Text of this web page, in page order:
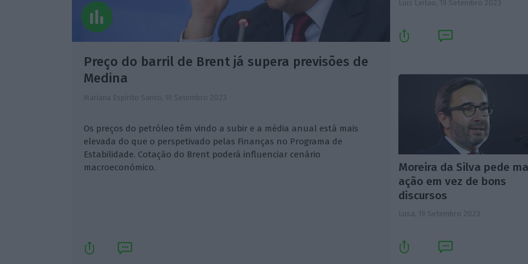
Preço do barril de Brent já supera previsões de
Medina
Mariana Espírito Santo, 19 Setembro 2023
Os preços do petróleo têm vindo a subir e a média anual está mais
elevada do que o perspetivado pelas Finanças no Programa de
Estabilidade. Cotação do Brent poderá influenciar cenário
macroeconómico.
Luís Leitão, 19 Setembro 2023
Moreira da Silva pede
ação em vez de bons
discursos
Lusa, 19 Setembro 2023